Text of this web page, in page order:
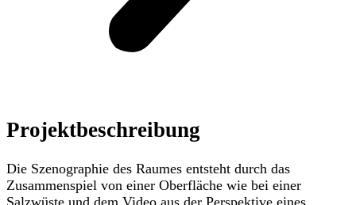
Projektbeschreibung
Die Szenographie des Raumes entsteht durch das
Zusammenspiel von einer Oberfläche wie bei einer
Salzwüste und dem Video aus der Perspektive eines